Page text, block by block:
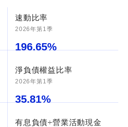
速動比率
2026年第1季
196.65%
淨負債權益比率
2026年第1季
35.81%
有息負債÷營業活動現金